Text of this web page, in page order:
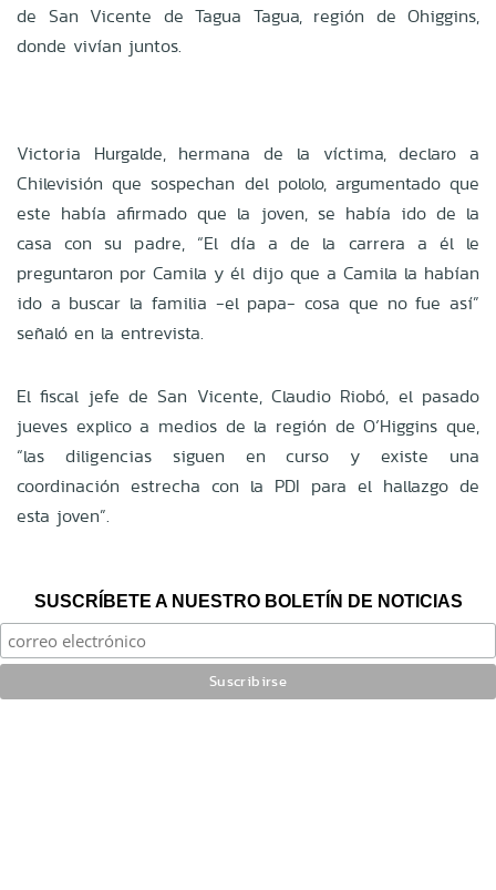
de San Vicente de Tagua Tagua, región de Ohiggins,
donde vivían juntos.
Victoria Hurgalde, hermana de la víctima, declaro a
Chilevisión que sospechan del pololo, argumentado que
este había afirmado que la joven, se había ido de la
casa con su padre, “El día a de la carrera a él le
preguntaron por Camila y él dijo que a Camila la habían
ido a buscar la familia -el papa- cosa que no fue así”
señaló en la entrevista.
El fiscal jefe de San Vicente, Claudio Riobó, el pasado
jueves explico a medios de la región de O´Higgins que,
“las diligencias siguen en curso y existe una
coordinación estrecha con la PDI para el hallazgo de
esta joven”.
SUSCRÍBETE A NUESTRO BOLETÍN DE NOTICIAS